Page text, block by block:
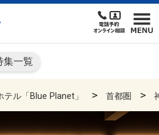
集一覧
テル「Blue Planet」 首都圏